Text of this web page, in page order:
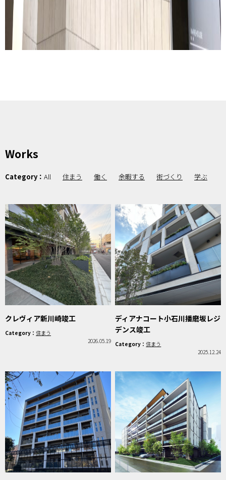
Works
Category： All 住まう 働く 余暇する 街づくり 学ぶ
クレヴィア新川崎竣工
Category：住まう
2026.05.19
ディアナコート小石川播磨坂レジ
デンス竣工
Category：住まう
2025.12.24